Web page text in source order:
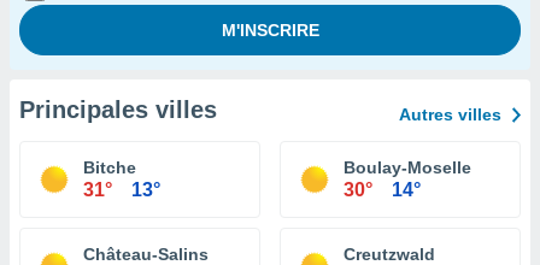
Principales villes Autres villes
Bitche
31° 13°
Boulay-Moselle
30° 14°
Château-Salins Creutzwald